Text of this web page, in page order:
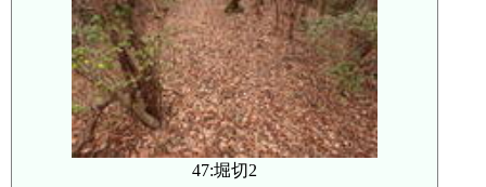
47:堀切2